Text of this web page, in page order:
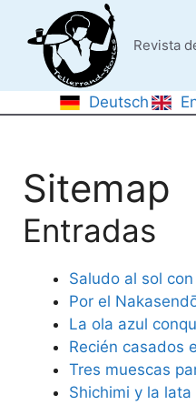
contenido
Revista
Deutsch
Sitemap
Entradas
Saludo al sol
Por el
La ola azul
Recién casados
Tres muescas
Shichimi y la